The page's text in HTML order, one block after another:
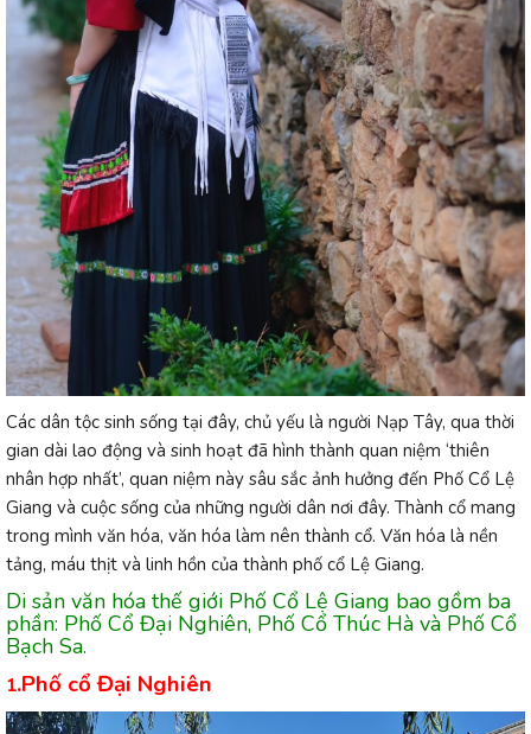
Các dân tộc sinh sống tại đây, chủ yếu là người Nạp Tây, qua thời
gian dài lao động và sinh hoạt đã hình thành quan niệm ‘thiên
nhân hợp nhất’, quan niệm này sâu sắc ảnh hưởng đến Phố Cổ Lệ
Giang và cuộc sống của những người dân nơi đây. Thành cổ mang
trong mình văn hóa, văn hóa làm nên thành cổ. Văn hóa là nền
tảng, máu thịt và linh hồn của thành phố cổ Lệ Giang.
Di sản văn hóa thế giới Phố Cổ Lệ Giang bao gồm ba
phần: Phố Cổ Đại Nghiên, Phố Cổ Thúc Hà và Phố Cổ
Bạch Sa.
1.Phố cổ Đại Nghiên